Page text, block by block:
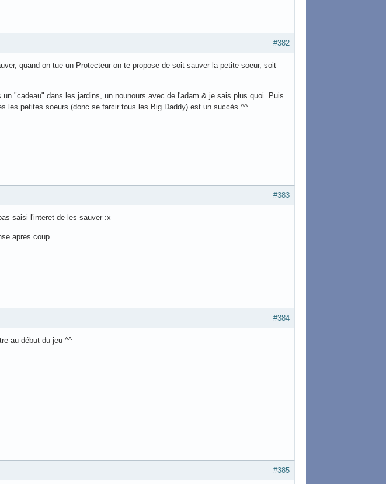
#382
quand on tue un Protecteur on te propose de soit sauver la petite soeur, soit
"cadeau" dans les jardins, un nounours avec de l'adam & je sais plus quoi. Puis
les petites soeurs (donc se farcir tous les Big Daddy) est un succès ^^
#383
saisi l'interet de les sauver :x
apres coup
#384
au début du jeu ^^
#385